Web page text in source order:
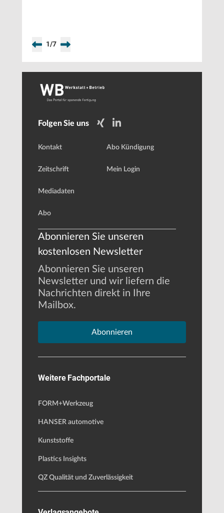
1/7
Folgen Sie uns
Kontakt
Zeitschrift
Mediadaten
Abo
Abo Kündigung
Mein Login
Abonnieren Sie unseren
kostenlosen Newsletter
Abonnieren Sie unseren
Newsletter und wir liefern die
Nachrichten direkt in Ihre
Mailbox.
Abonnieren
Weitere Fachportale
FORM+Werkzeug
HANSER automotive
Kunststoffe
Plastics Insights
QZ Qualität und Zuverlässigkeit